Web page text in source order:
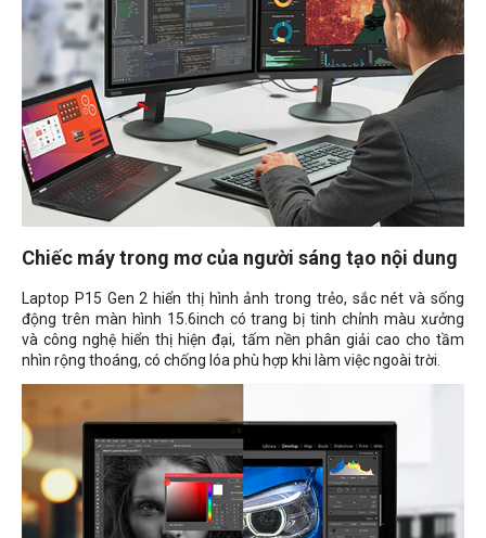
Chiếc máy trong mơ của người sáng tạo nội dung
Laptop P15 Gen 2 hiển thị hình ảnh trong trẻo, sắc nét và sống
động trên màn hình 15.6inch có trang bị tinh chỉnh màu xưởng
và công nghệ hiển thị hiện đại, tấm nền phân giải cao cho tầm
nhìn rộng thoáng, có chống lóa phù hợp khi làm việc ngoài trời.